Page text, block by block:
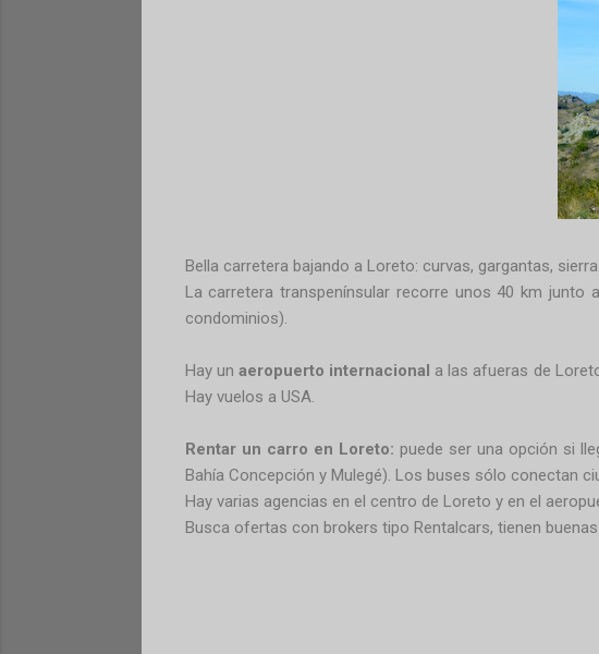
Bella carretera bajando a Loreto: curvas, gargantas,
La carretera transpenínsular recorre unos 40 km junto
condominios).
Hay un aeropuerto internacional a las afueras de
Hay vuelos a USA.
Rentar un carro en Loreto: puede ser una opción si
Bahía Concepción y Mulegé). Los buses sólo conectan
Hay varias agencias en el centro de Loreto y en el
Busca ofertas con brokers tipo Rentalcars, tienen